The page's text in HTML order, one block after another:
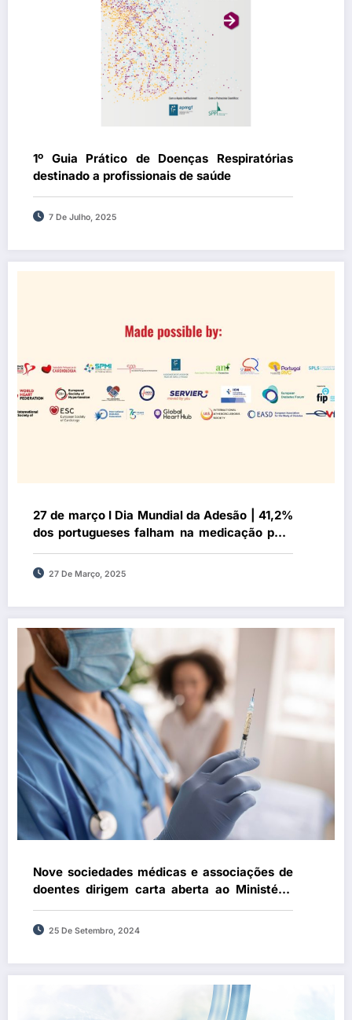
1º Guia Prático de Doenças Respiratórias
destinado a profissionais de saúde
7 De Julho, 2025
27 de março I Dia Mundial da Adesão | 41,2%
dos portugueses falham na medicação para
doenças crónicas
27 De Março, 2025
Nove sociedades médicas e associações de
doentes dirigem carta aberta ao Ministério
da Saúde, Parlamento e DGS apelando à
inclusão da vacina contra a zona no Plano
25 De Setembro, 2024